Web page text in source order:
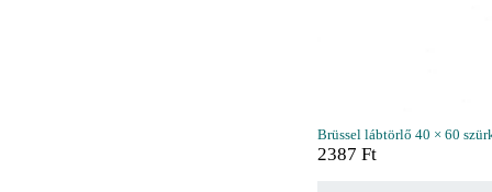
Brüssel lábtörlő 40 × 60
2387 Ft